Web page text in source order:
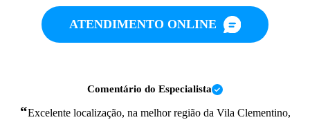
ATENDIMENTO ONLINE
Comentário do Especialista
“Excelente localização, na melhor região da Vila Clementino,